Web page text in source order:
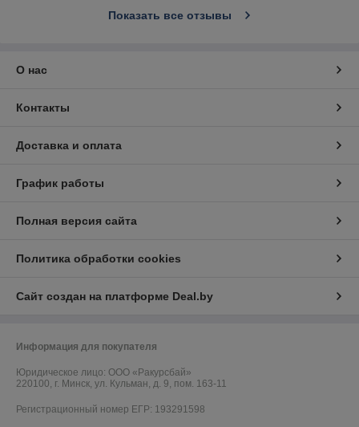
Показать все отзывы
О нас
Контакты
Доставка и оплата
График работы
Полная версия сайта
Политика обработки cookies
Сайт создан на платформе Deal.by
Информация для покупателя
Юридическое лицо: ООО «Ракурсбай»
220100, г. Минск, ул. Кульман, д. 9, пом. 163-11
Регистрационный номер ЕГР: 193291598